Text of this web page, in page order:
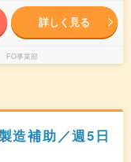
詳しく見る
FO事業部
造補助／週5日